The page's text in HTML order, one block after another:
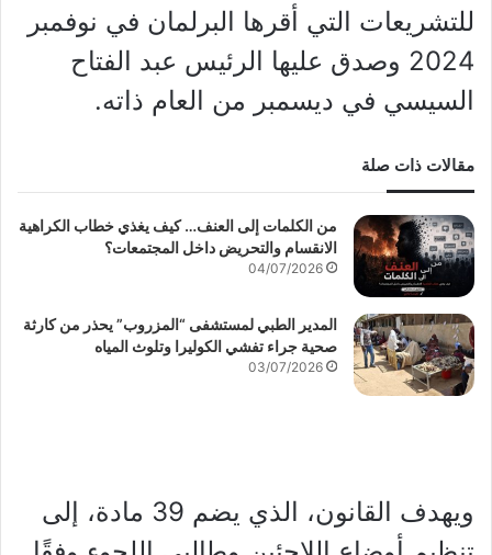
للتشريعات التي أقرها البرلمان في نوفمبر
2024 وصدق عليها الرئيس عبد الفتاح
السيسي في ديسمبر من العام ذاته.
مقالات ذات صلة
من الكلمات إلى العنف… كيف يغذي خطاب الكراهية
الانقسام والتحريض داخل المجتمعات؟
04/07/2026
المدير الطبي لمستشفى “المزروب” يحذر من كارثة
صحية جراء تفشي الكوليرا وتلوث المياه
03/07/2026
ويهدف القانون، الذي يضم 39 مادة، إلى